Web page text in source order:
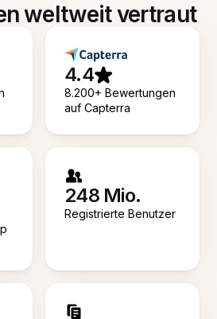
weltweit vertraut
4.4
8.200+ Bewertungen
auf Capterra
248 Mio.
Registrierte Benutzer